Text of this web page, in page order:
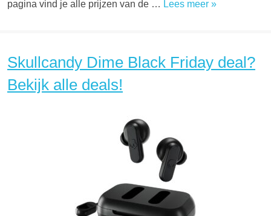
pagina vind je alle prijzen van de … Lees meer »
Skullcandy Dime Black Friday deal?
Bekijk alle deals!